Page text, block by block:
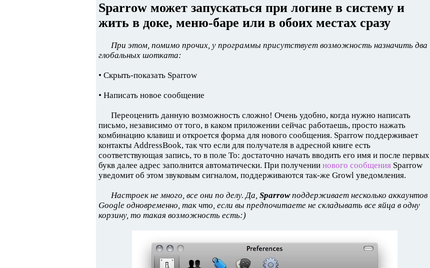
Sparrow может запускаться при логине в систему и
жить в доке, меню-баре или в обоих местах сразу
При этом, помимо прочих, у программы присутствует возможность назначить два
глобальных шотката:
• Скрыть-показать Sparrow
• Написать новое сообщение
Переоценить данную возможность сложно! Очень удобно, когда нужно написать
письмо, независимо от того, в каком приложении сейчас работаешь, просто нажать
комбинацию клавиш и откроется форма для нового сообщения. Sparrow поддерживает
контакты AddressBook, так что если для получателя в адресной книге есть
соответствующая запись, то в поле To: достаточно начать вводить его имя и после первых
букв далее адрес заполнится автоматически. При получении нового сообщения Sparrow
уведомит об этом звуковым сигналом, поддерживаются так-же Growl уведомления.
Настроек не много, все они по делу. Да, Sparrowподдерживает несколько аккаунтов
Google одновременно, так что, если вы предпочитаете не складывать все яйца в одну
корзину, то такая возможность есть:)